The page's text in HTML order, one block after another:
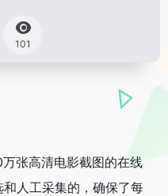
101
张高清电影截图的在线
人工采集的，确保了每